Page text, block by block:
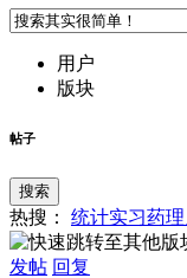
用户
版块
帖子
搜索
热搜： 统计实习药理
发帖 回复